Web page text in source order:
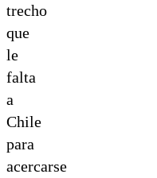
trecho
que
le
falta
a
Chile
para
acercarse